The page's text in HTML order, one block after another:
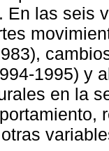
En las seis
1995) y
en la